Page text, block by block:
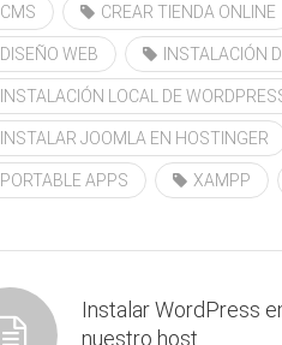
CMS CREAR TIENDA ONLINE
DISEÑO WEB INSTALACIÓN
INSTALACIÓN LOCAL DE
INSTALAR JOOMLA EN HOSTINGER
PORTABLE APPS XAMPP
Instalar WordPress
nuestro host